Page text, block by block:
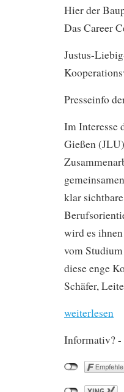
Hier der
Das Career
Justus-
Presseinfo
Im Interesse
Gießen
klar
wird es
vom
diese enge
Schäfer,
weiterlesen
Informativ? -